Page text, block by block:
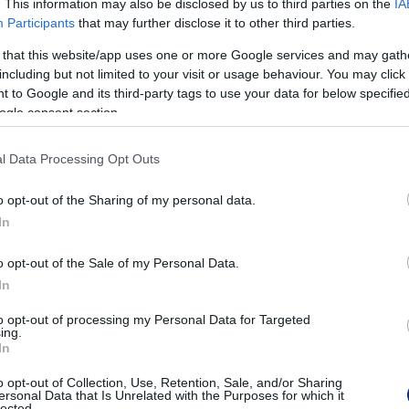
This information may also be disclosed by us to third parties on the
Participants that may further disclose it to other third parties.
that this website/app uses one or more Google services and may
but not limited to your visit or usage behaviour. You may
to Google and its third-party tags to use your data for below
consent section.
Data Processing Opt Outs
opt-out of the Sharing of my personal data.
opt-out of the Sale of my Personal Data.
opt-out of processing my Personal Data for Targeted
opt-out of Collection, Use, Retention, Sale, and/or Sharing
Data that Is Unrelated with the Purposes for which it
jelenség érte el a
és földgáz kitermelés, valamint a
ami bár önmagában nem feltétlenül negatív, ám
erre minden okunk megvan. Ezen folyamatok nagy
a mindennapi életünkre. Ezek közé tartozik a
vagy újabban például az édesvizek sóssá